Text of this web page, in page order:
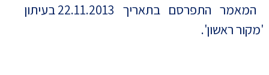
המאמר התפרסם בתאריך 22.11.2013 בעיתון
'מקור ראשון'.